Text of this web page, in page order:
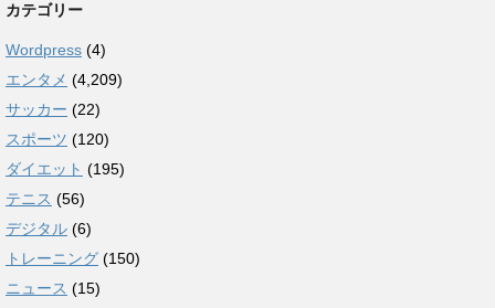
カテゴリー
Wordpress (4)
エンタメ (4,209)
サッカー (22)
スポーツ (120)
ダイエット (195)
テニス (56)
デジタル (6)
トレーニング (150)
ニュース (15)